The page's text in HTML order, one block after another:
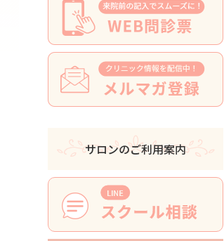
サロンのご利用案内